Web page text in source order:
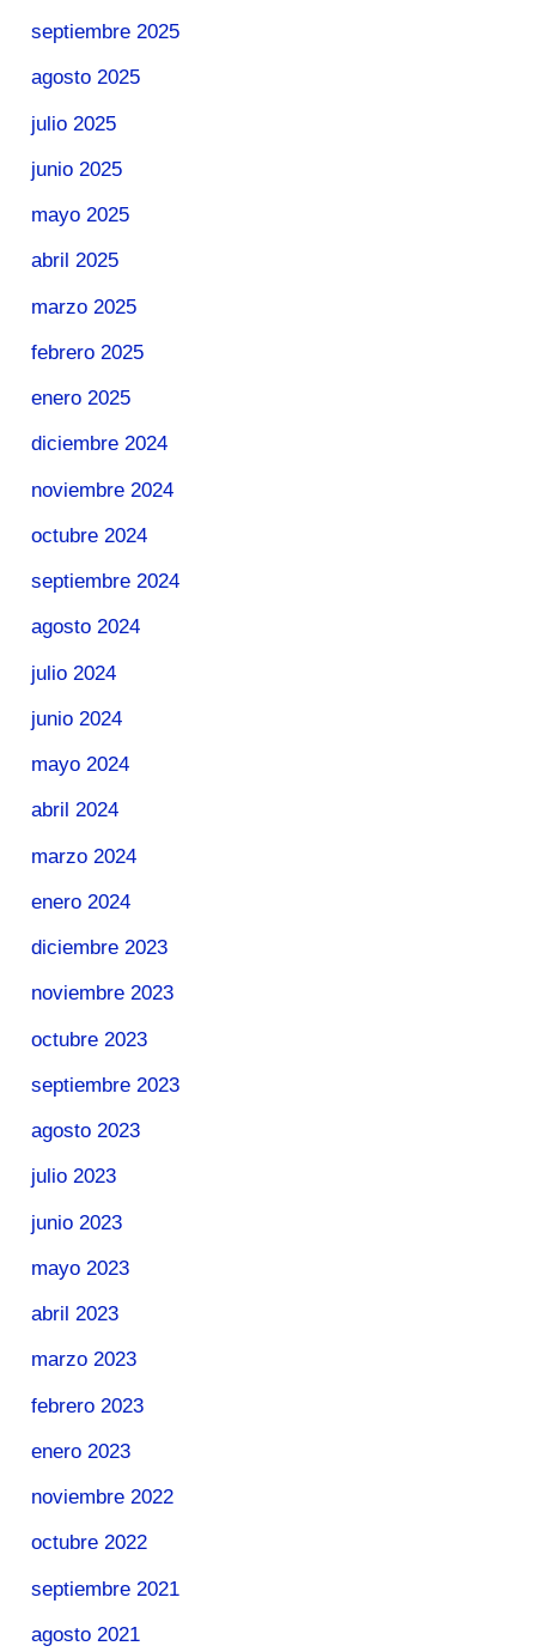
septiembre 2025
agosto 2025
julio 2025
junio 2025
mayo 2025
abril 2025
marzo 2025
febrero 2025
enero 2025
diciembre 2024
noviembre 2024
octubre 2024
septiembre 2024
agosto 2024
julio 2024
junio 2024
mayo 2024
abril 2024
marzo 2024
enero 2024
diciembre 2023
noviembre 2023
octubre 2023
septiembre 2023
agosto 2023
julio 2023
junio 2023
mayo 2023
abril 2023
marzo 2023
febrero 2023
enero 2023
noviembre 2022
octubre 2022
septiembre 2021
agosto 2021